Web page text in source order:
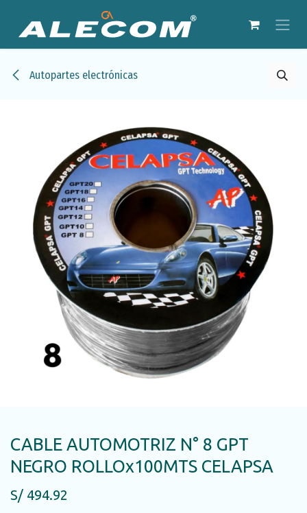
Autopartes electrónicas
CABLE AUTOMOTRIZ N° 8 GPT
NEGRO ROLLOx100MTS CELAPSA
S/ 494.92